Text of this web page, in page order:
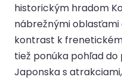
historickým hradom
nábrežnými
kontrast k
tiež ponúka pohľad
Japonska s